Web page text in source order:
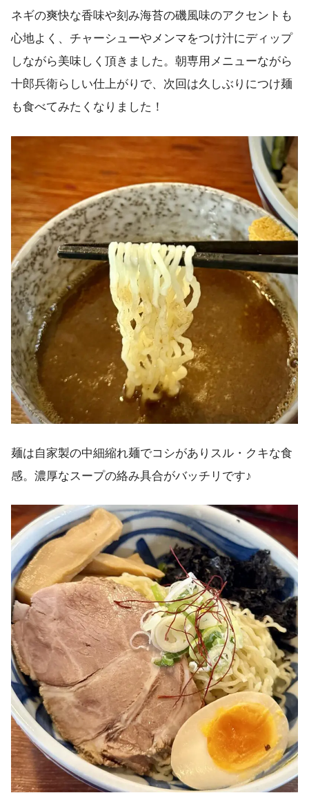
ネギの爽快な香味や刻み海苔の磯風味のアクセントも
心地よく、チャーシューやメンマをつけ汁にディップ
しながら美味しく頂きました。朝専用メニューながら
十郎兵衛らしい仕上がりで、次回は久しぶりにつけ麺
も食べてみたくなりました！
麺は自家製の中細縮れ麺でコシがありスル・クキな食
感。濃厚なスープの絡み具合がバッチリです♪